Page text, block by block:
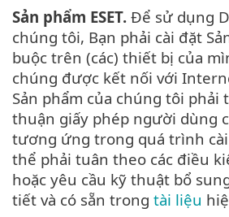
Sản phẩm ESET. Để sử dụng
chúng tôi, Bạn phải cài đặt
buộc trên (các) thiết bị của
chúng được kết nối với
Sản phẩm của chúng tôi phải
thuận giấy phép người dùng
tương ứng trong quá trình
thể phải tuân theo các điều
hoặc yêu cầu kỹ thuật bổ
tiết và có sẵn trong tài liệu